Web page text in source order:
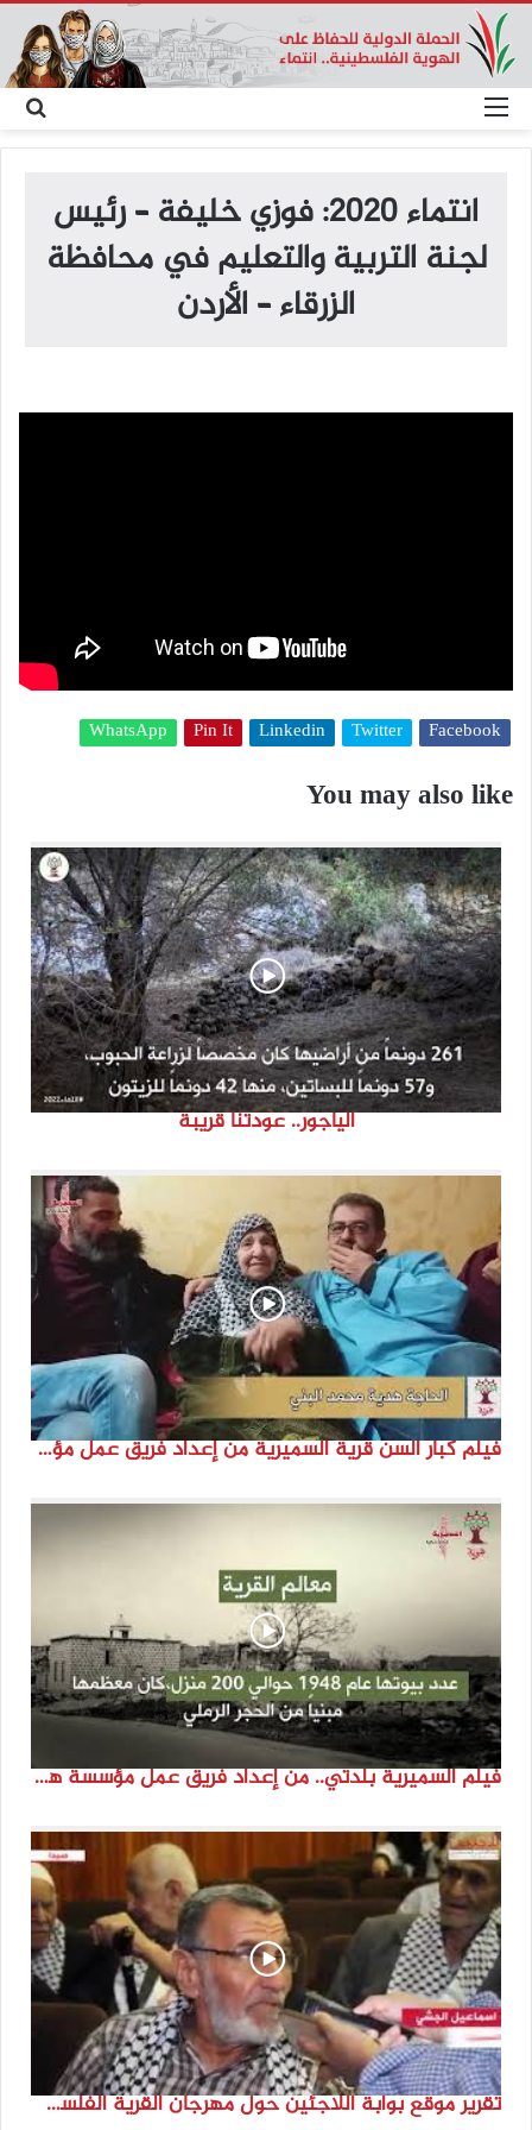
عن
انتماء 2020: فوزي خليفة – رئيس
لجنة التربية والتعليم في محافظة
الزرقاء – الأردن
Facebook
Twitter
Linkedin
Pin It
WhatsApp
You may also like
الياجور.. عودتنا قريبة
فيلم كبار السن قرية السميرية من إعداد فريق عمل مؤسسة هوية
فيلم السميرية بلدتي.. من إعداد فريق عمل مؤسسة هوية
تقرير موقع بوابة اللاجئين حول مهرجان القرية الفلسطينية ( السميرية بلدتي)